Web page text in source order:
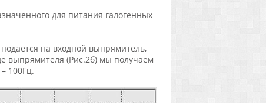
для питания галогенных
на входной выпрямитель,
выпрямителя (Рис.2б) мы получаем
100Гц.